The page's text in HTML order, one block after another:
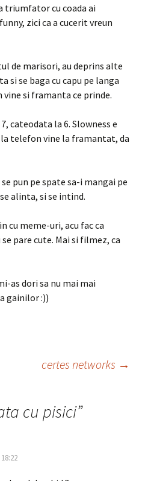
triumfator cu coada ai
zici ca a cucerit vreun
de marisori, au deprins alte
si se baga cu capu pe langa
vine si framanta ce prinde.
cateodata la 6. Slowness e
telefon vine la framantat, da
pun pe spate sa-i mangai pe
alinta, si se intind.
cu meme-uri, acu fac ca
pare cute. Mai si filmez, ca
as dori sa nu mai mai
gainilor :))
certes networks →
cu pisici”